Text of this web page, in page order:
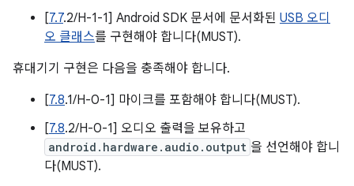
[7.7.2/H-1-1] Android SDK 문서에 문서화된 USB 오디
오 클래스를 구현해야 합니다(MUST).
휴대기기 구현은 다음을 충족해야 합니다.
[7.8.1/H-0-1] 마이크를 포함해야 합니다(MUST).
[7.8.2/H-0-1] 오디오 출력을 보유하고
android.hardware.audio.output 을 선언해야 합니
다(MUST).